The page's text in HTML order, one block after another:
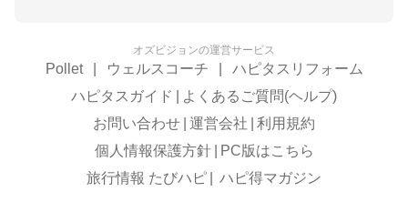
オズビジョンの運営サービス
Pollet ウェルスコーチ
ハピタスリフォーム
ハピタスガイド
よくあるご質問(ヘルプ)
お問い合わせ 運営会社
利用規約
個人情報保護方針
PC版はこちら
旅行情報 たびハピ
ハピ得マガジン